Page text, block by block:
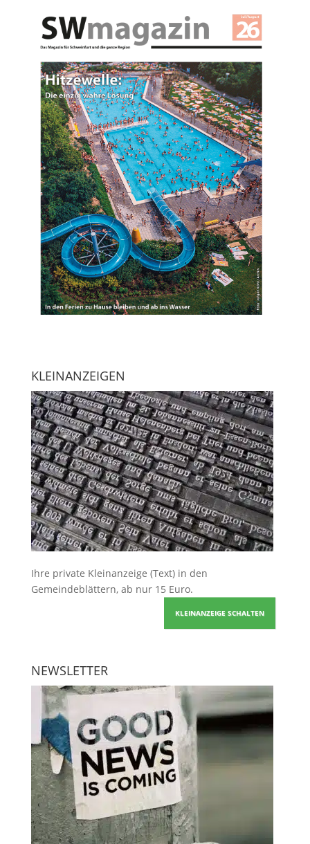
KLEINANZEIGEN
Ihre private Kleinanzeige (Text) in den
Gemeindeblättern, ab nur 15 Euro.
KLEINANZEIGE SCHALTEN
NEWSLETTER